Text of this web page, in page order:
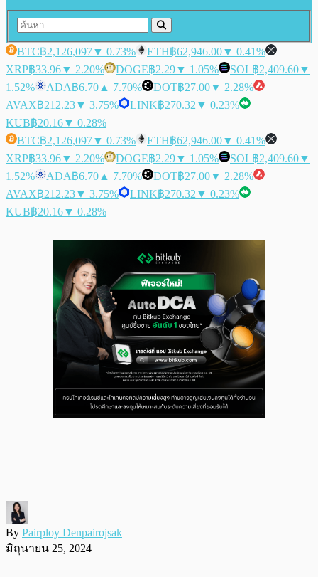
BTC฿2,126,097▼ 0.73% ETH฿62,946.00▼ 0.41%
XRP฿33.96▼ 2.20% DOGE฿2.29▼ 1.05% SOL฿2,409.60▼
1.52%
ADA฿6.70 ▲ 7.70% DOT฿27.00▼ 2.28%
AVAX฿212.23▼ 3.75% LINK฿270.32 ▼ 0.23%
KUB฿20.16▼ 0.28%
BTC฿2,126,097▼ 0.73% ETH฿62,946.00▼ 0.41%
XRP฿33.96▼ 2.20% DOGE฿2.29▼ 1.05% SOL฿2,409.60▼
1.52%
ADA฿6.70 ▲ 7.70% DOT฿27.00▼ 2.28%
AVAX฿212.23▼ 3.75% LINK฿270.32 ▼ 0.23%
KUB฿20.16▼ 0.28%
By Pairploy Denpairojsak
มิถุนายน 25, 2024